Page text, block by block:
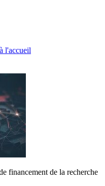
financement de la recherche